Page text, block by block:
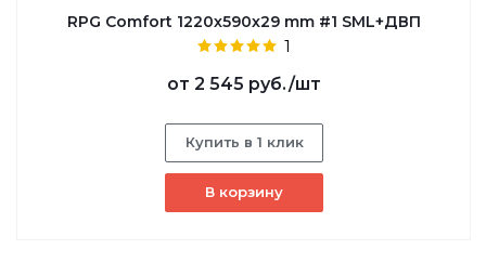
RPG Comfort 1220х590х29 mm #1 SML+ДВП
1
от 2 545 руб./шт
Купить в 1 клик
В корзину